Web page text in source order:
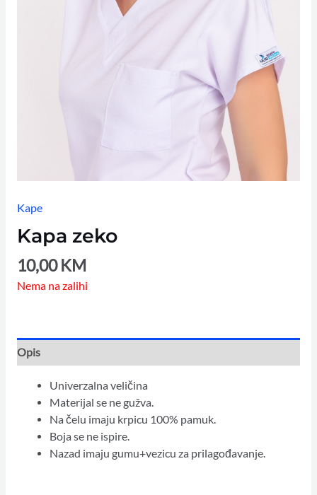
Kape
Kapa zeko
10,00KM
Nema na zalihi
Opis
Univerzalna veličina
Materijal se ne gužva.
Na čelu imaju krpicu 100% pamuk.
Boja se ne ispire.
Nazad imaju gumu+vezicu za prilagođavanje.